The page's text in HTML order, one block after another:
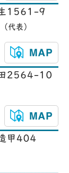
1561-9
（代表）
2564-10
甲404